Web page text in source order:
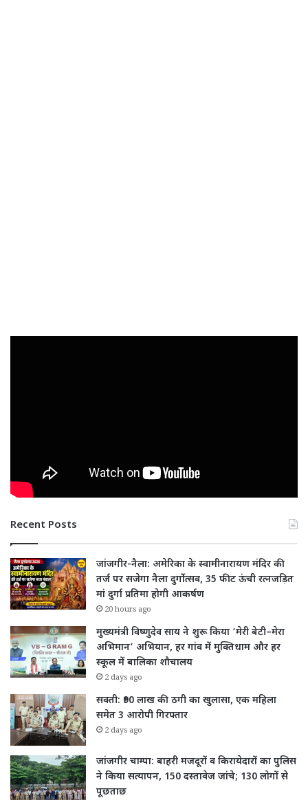
Recent Posts
जांजगीर-नैला: अमेरिका के स्वामीनारायण मंदिर की
तर्ज पर सजेगा नैला दुर्गोत्सव, 35 फीट ऊंची रत्नजड़ित
मां दुर्गा प्रतिमा होगी आकर्षण
20 hours ago
मुख्यमंत्री विष्णुदेव साय ने शुरू किया ‘मेरी बेटी–मेरा
अभिमान’ अभियान, हर गांव में मुक्तिधाम और हर
स्कूल में बालिका शौचालय
2 days ago
सक्ती: ₹90 लाख की ठगी का खुलासा, एक महिला
समेत 3 आरोपी गिरफ्तार
2 days ago
जांजगीर चाम्पा: बाहरी मजदूरों व किरायेदारों का पुलिस
ने किया सत्यापन, 150 दस्तावेज जांचे; 130 लोगों से
पूछताछ